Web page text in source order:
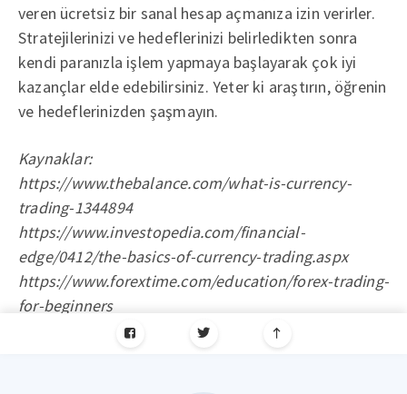
veren ücretsiz bir sanal hesap açmanıza izin verirler.
Stratejilerinizi ve hedeflerinizi belirledikten sonra
kendi paranızla işlem yapmaya başlayarak çok iyi
kazançlar elde edebilirsiniz. Yeter ki araştırın, öğrenin
ve hedeflerinizden şaşmayın.
Kaynaklar:
https://www.thebalance.com/what-is-currency-
trading-1344894
https://www.investopedia.com/financial-
edge/0412/the-basics-of-currency-trading.aspx
https://www.forextime.com/education/forex-trading-
for-beginners